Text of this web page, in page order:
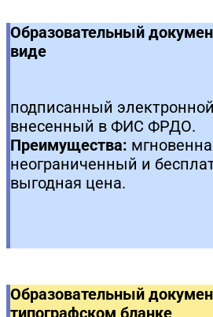
Образовательный
виде
подписанный
внесенный в ФИС ФРДО.
Преимущества:
неограниченный и
выгодная цена.
Образовательный